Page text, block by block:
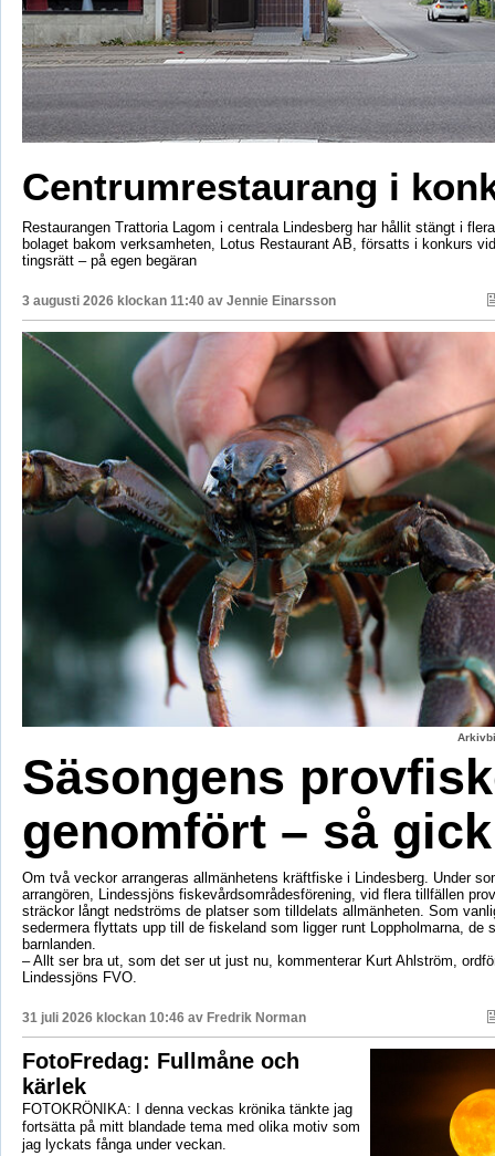
Centrumrestaurang i
Restaurangen Trattoria Lagom i centrala Lindesberg har hållit stängt i
bolaget bakom verksamheten, Lotus Restaurant AB, försatts i konkurs
tingsrätt – på egen begäran
3 augusti 2026 klockan 11:40 av Jennie Einarsson
Säsongens
genomfört – så
Om två veckor arrangeras allmänhetens kräftfiske i Lindesberg. Under
arrangören, Lindessjöns fiskevårdsområdesförening, vid flera tillfällen
sträckor långt nedströms de platser som tilldelats allmänheten. Som
sedermera flyttats upp till de fiskeland som ligger runt Loppholmarna, de
barnlanden.
– Allt ser bra ut, som det ser ut just nu, kommenterar Kurt Ahlström,
Lindessjöns FVO.
31 juli 2026 klockan 10:46 av Fredrik Norman
FotoFredag: Fullmåne och
kärlek
FOTOKRÖNIKA: I denna veckas krönika tänkte jag
fortsätta på mitt blandade tema med olika motiv som
jag lyckats fånga under veckan.